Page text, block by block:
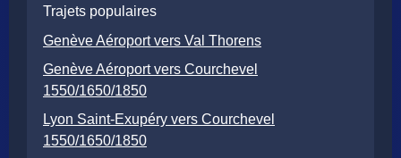
Trajets populaires
Genève Aéroport vers Val Thorens
Genève Aéroport vers Courchevel
1550/1650/1850
Lyon Saint-Exupéry vers Courchevel
1550/1650/1850